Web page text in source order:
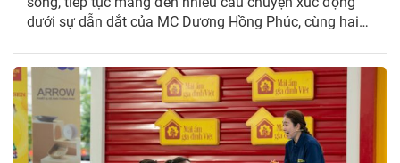
dưới sự dẫn dắt của MC Dương Hồng Phúc, cùng hai
Phương Oanh. Trong chương trình, các nghệ sĩ không
giấu được sự...